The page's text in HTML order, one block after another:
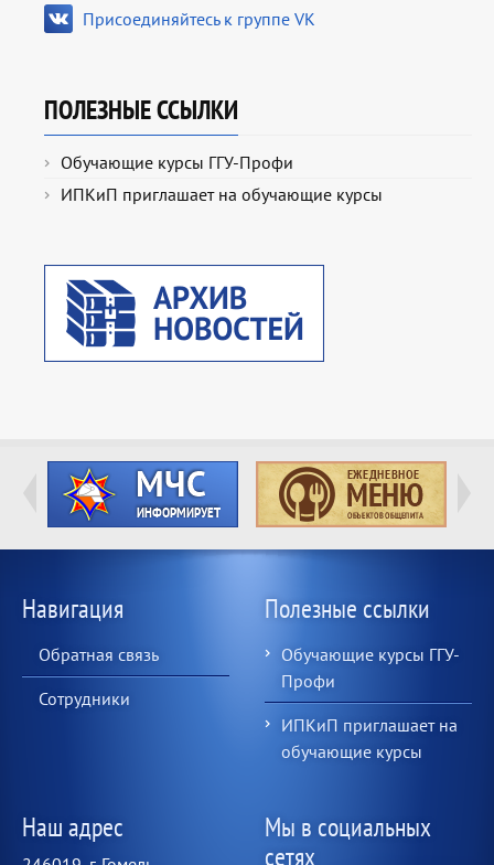
Присоединяйтесь к группе VK
ПОЛЕЗНЫЕ ССЫЛКИ
Обучающие курсы ГГУ-Профи
ИПКиП приглашает на обучающие курсы
Навигация
Обратная связь
Сотрудники
Полезные ссылки
Обучающие курсы ГГУ-
Профи
ИПКиП приглашает на
обучающие курсы
Наш адрес
Мы в социальных
сетях